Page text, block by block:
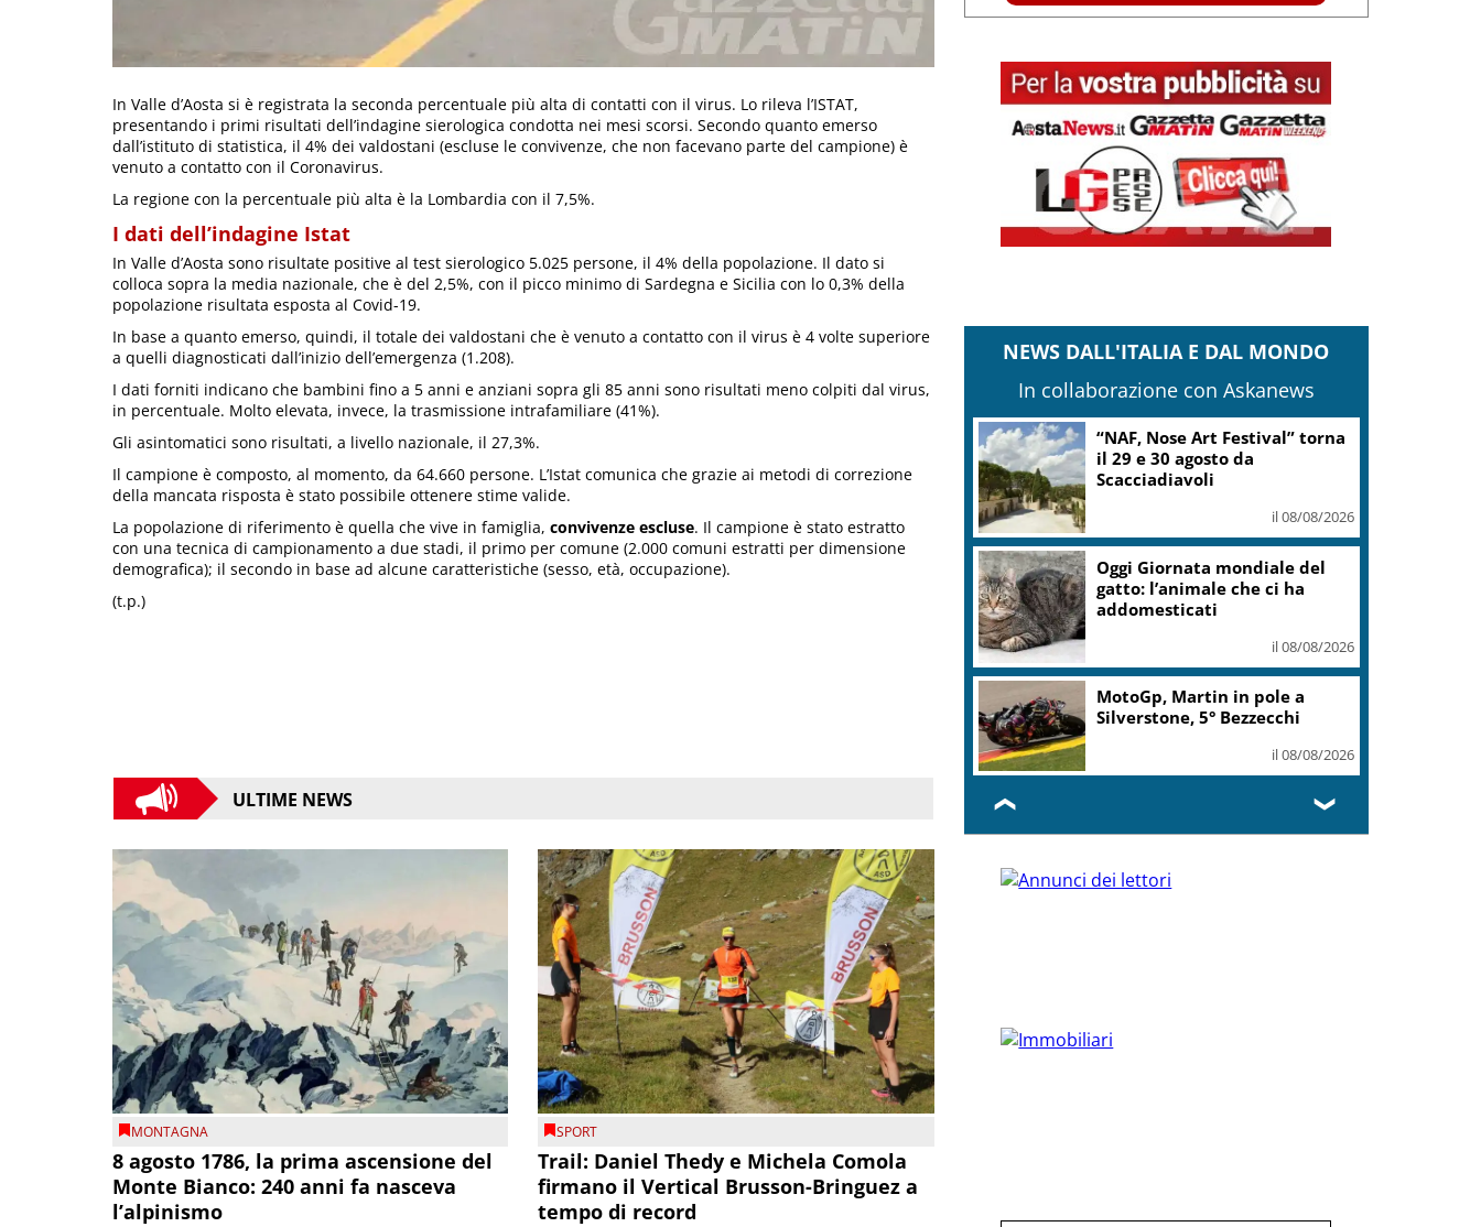
In Valle d’Aosta si è registrata la seconda percentuale più alta di contatti con il virus. Lo rileva l’ISTAT,
presentando i primi risultati dell’indagine sierologica condotta nei mesi scorsi. Secondo quanto emerso
dall’istituto di statistica, il 4% dei valdostani (escluse le convivenze, che non facevano parte del campione) è
venuto a contatto con il Coronavirus.
La regione con la percentuale più alta è la Lombardia con il 7,5%.
I dati dell’indagine Istat
In Valle d’Aosta sono risultate positive al test sierologico 5.025 persone, il 4% della popolazione. Il dato si
colloca sopra la media nazionale, che è del 2,5%, con il picco minimo di Sardegna e Sicilia con lo 0,3% della
popolazione risultata esposta al Covid-19.
In base a quanto emerso, quindi, il totale dei valdostani che è venuto a contatto con il virus è 4 volte superiore
a quelli diagnosticati dall’inizio dell’emergenza (1.208).
I dati forniti indicano che bambini fino a 5 anni e anziani sopra gli 85 anni sono risultati meno colpiti dal virus,
in percentuale. Molto elevata, invece, la trasmissione intrafamiliare (41%).
Gli asintomatici sono risultati, a livello nazionale, il 27,3%.
Il campione è composto, al momento, da 64.660 persone. L’Istat comunica che grazie ai metodi di correzione
della mancata risposta è stato possibile ottenere stime valide.
La popolazione di riferimento è quella che vive in famiglia, convivenze escluse. Il campione è stato estratto
con una tecnica di campionamento a due stadi, il primo per comune (2.000 comuni estratti per dimensione
demografica); il secondo in base ad alcune caratteristiche (sesso, età, occupazione).
(t.p.)
ULTIME NEWS
MONTAGNA
8 agosto 1786, la prima ascensione del
Monte Bianco: 240 anni fa nasceva
l’alpinismo
SPORT
Trail: Daniel Thedy e Michela Comola
firmano il Vertical Brusson-Bringuez a
tempo di record
NEWS DALL'ITALIA E DAL MONDO
In collaborazione con Askanews
“NAF, Nose Art Festival” torna
il 29 e 30 agosto da
Scacciadiavoli
il 08/08/2026
Oggi Giornata mondiale del
gatto: l’animale che ci ha
addomesticati
il 08/08/2026
MotoGp, Martin in pole a
Silverstone, 5° Bezzecchi
il 08/08/2026
❮ ❯